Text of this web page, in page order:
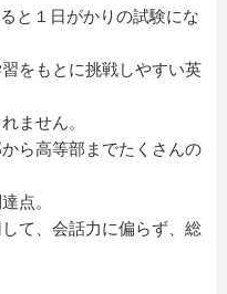
と１日がかりの試験にな
をもとに挑戦しやすい英
ません。
ら高等部までたくさんの
点。
て、会話力に偏らず、総